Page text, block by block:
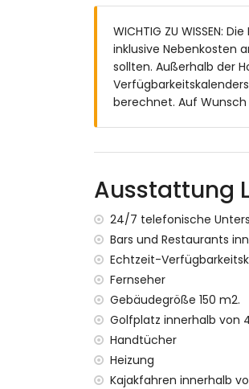
Garten mit Kies,
3 Terrassen, davon 2
Grill
Sitzecke und
2 private Parkplätze
Nächster Strand:
Nächster Hafen:
Nächster Park: Pinar
Nächster Flughafen:
Zweitnächster
Bitte anfragen, ob
Die Unterkunft ist
Einrichtungen und
Internet (WiFi)
Bügeleisen und
WICHTIG ZU WISSEN:
inklusive Nebenkosten
sollten. Außerhalb der
berechnet. Auf
Ausstattung
24/7 telefonische
Bars und Restaurants
Echtzeit-
Fernseher
Gebäudegröße 150 m2.
Golfplatz innerhalb von
Handtücher
Heizung
Kajakfahren innerhalb